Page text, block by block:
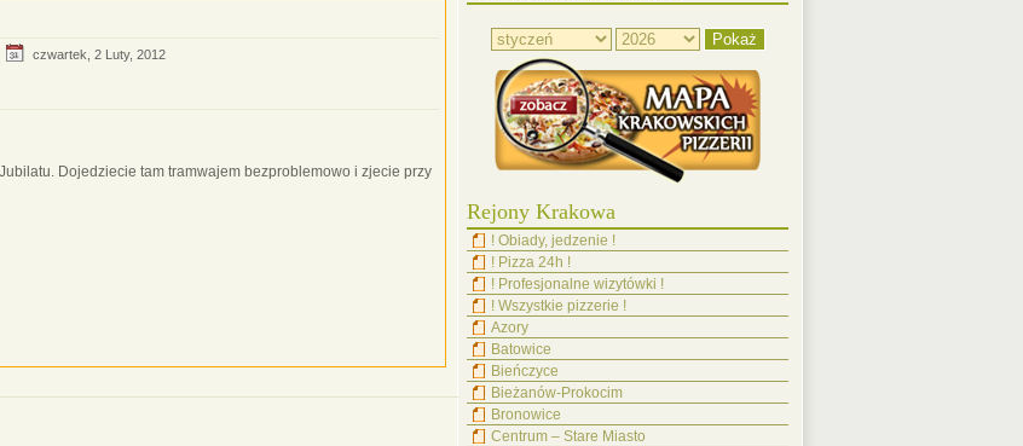
czwartek, 2 Luty, 2012
Dojedziecie tam tramwajem bezproblemowo i zjecie przy
Rejony Krakowa
! Obiady, jedzenie !
! Pizza 24h !
! Profesjonalne wizytówki !
! Wszystkie pizzerie !
Azory
Batowice
Bieńczyce
Bieżanów-Prokocim
Bronowice
Centrum – Stare Miasto